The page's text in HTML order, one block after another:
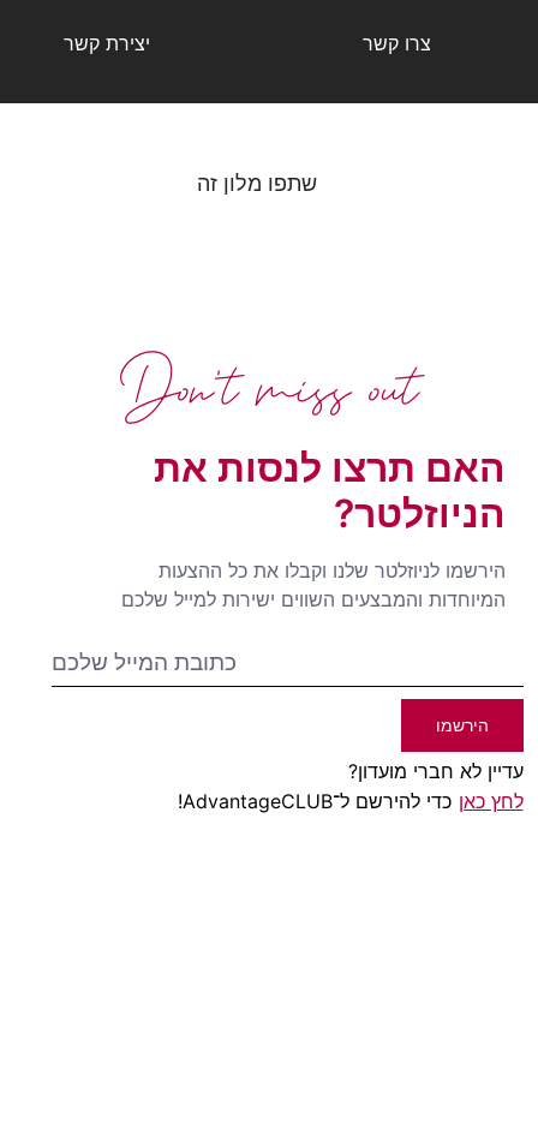
צרו קשר יצירת קשר
שתפו מלון זה
האם תרצו לנסות את
הניוזלטר?
הירשמו לניוזלטר שלנו וקבלו את כל ההצעות
המיוחדות והמבצעים השווים ישירות למייל שלכם
הירשמו
עדיין לא חברי מועדון?
לחץ כאן כדי להירשם ל־AdvantageCLUB!
Don't miss out